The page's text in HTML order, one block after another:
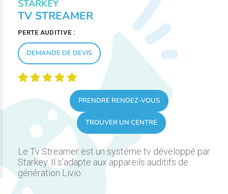
STARKEY
TV STREAMER
PERTE AUDITIVE :
DEMANDE DE DEVIS
PRENDRE RENDEZ-VOUS
TROUVER UN CENTRE
Le Tv Streamer est un systéme tv développé par
Starkey. Il s’adapte aux appareils auditifs de
génération Livio.